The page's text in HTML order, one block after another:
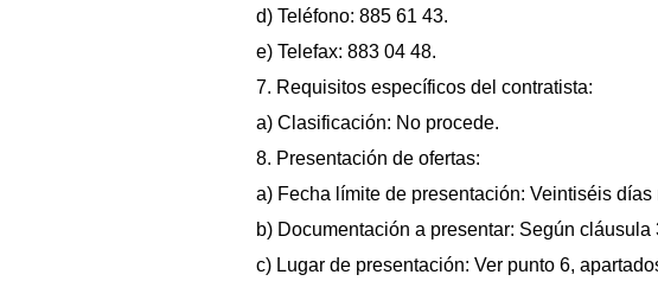
d) Teléfono: 885 61 43.
e) Telefax: 883 04 48.
7. Requisitos específicos del contratista:
a) Clasificación: No procede.
8. Presentación de ofertas:
a) Fecha límite de presentación: Veintiséis
b) Documentación a presentar: Según
c) Lugar de presentación: Ver punto 6,